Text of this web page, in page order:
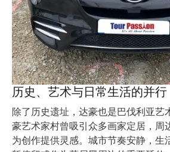
历史、艺术与日常生活的并行
除了历史遗址，达豪也是巴伐利亚艺
豪艺术家村曾吸引众多画家定居，周
为创作提供灵感。城市节奏安静，生